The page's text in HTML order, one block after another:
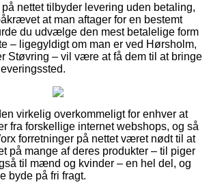
nettet tilbyder levering uden betaling,
at man aftager for en bestemt
du udvælge den mest betalelige form
– ligegyldigt om man er ved Hørsholm,
Støvring – vil være at få dem til at bringe
virkelig overkommeligt for enhver at
fra forskellige internet webshops, og så
forretninger på nettet været nødt til at
på mange af deres produkter – til piger
til mænd og kvinder – en hel del, og
byde på fri fragt.